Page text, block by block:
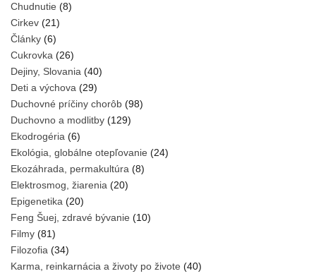
Chudnutie (8)
Cirkev (21)
Články (6)
Cukrovka (26)
Dejiny, Slovania (40)
Deti a výchova (29)
Duchovné príčiny chorôb (98)
Duchovno a modlitby (129)
Ekodrogéria (6)
Ekológia, globálne otepľovanie (24)
Ekozáhrada, permakultúra (8)
Elektrosmog, žiarenia (20)
Epigenetika (20)
Feng Šuej, zdravé bývanie (10)
Filmy (81)
Filozofia (34)
Karma, reinkarnácia a životy po živote (40)